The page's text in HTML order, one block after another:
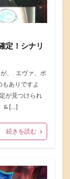
定！シナリ
、 エヴァ、ポ
ありですよ
が見つけられ
& […]
続きを読む